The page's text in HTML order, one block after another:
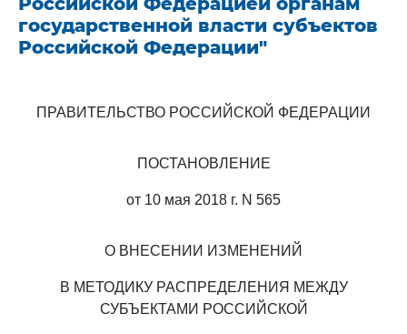
государственной власти субъектов
Российской Федерации"
ПРАВИТЕЛЬСТВО РОССИЙСКОЙ ФЕДЕРАЦИИ
ПОСТАНОВЛЕНИЕ
от 10 мая 2018 г. N 565
О ВНЕСЕНИИ ИЗМЕНЕНИЙ
В МЕТОДИКУ РАСПРЕДЕЛЕНИЯ МЕЖДУ
СУБЪЕКТАМИ РОССИЙСКОЙ